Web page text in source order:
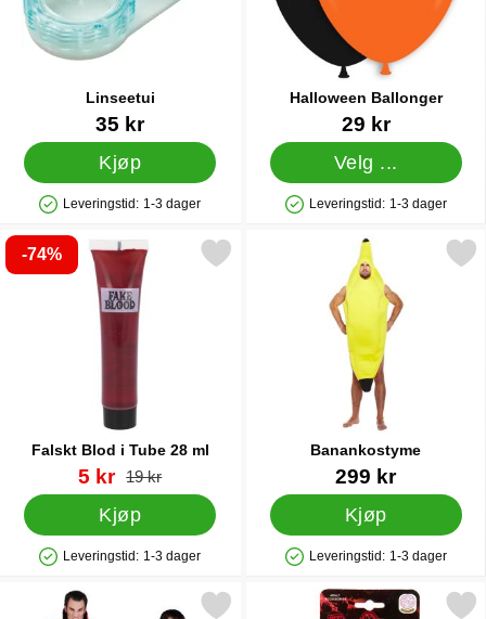
Linseetui
Varenummer 10260
35 kr
Kjøp
Produkttilgjengelighet: På lager
Leveringstid: 1-3 dager
Halloween Ballonger
Varenummer 9083
29 kr
Velg ...
Produkttilgjengelighet: På lager
Leveringstid: 1-3 dager
-74%
Falskt Blod i Tube 28 ml
Varenummer 88957
ny pris
5 kr gammel pris
19 kr
Kjøp
Produkttilgjengelighet: På lager
Leveringstid: 1-3 dager
Merk falskt Blod i Tube 28 ml som favoritt
Banankostyme
Varenummer 18953
299 kr
Kjøp
Produkttilgjengelighet: På lager
Leveringstid: 1-3 dager
Merk
Merk blodrød/Svart Vampyr Kappe som favorittMerk teaterblod